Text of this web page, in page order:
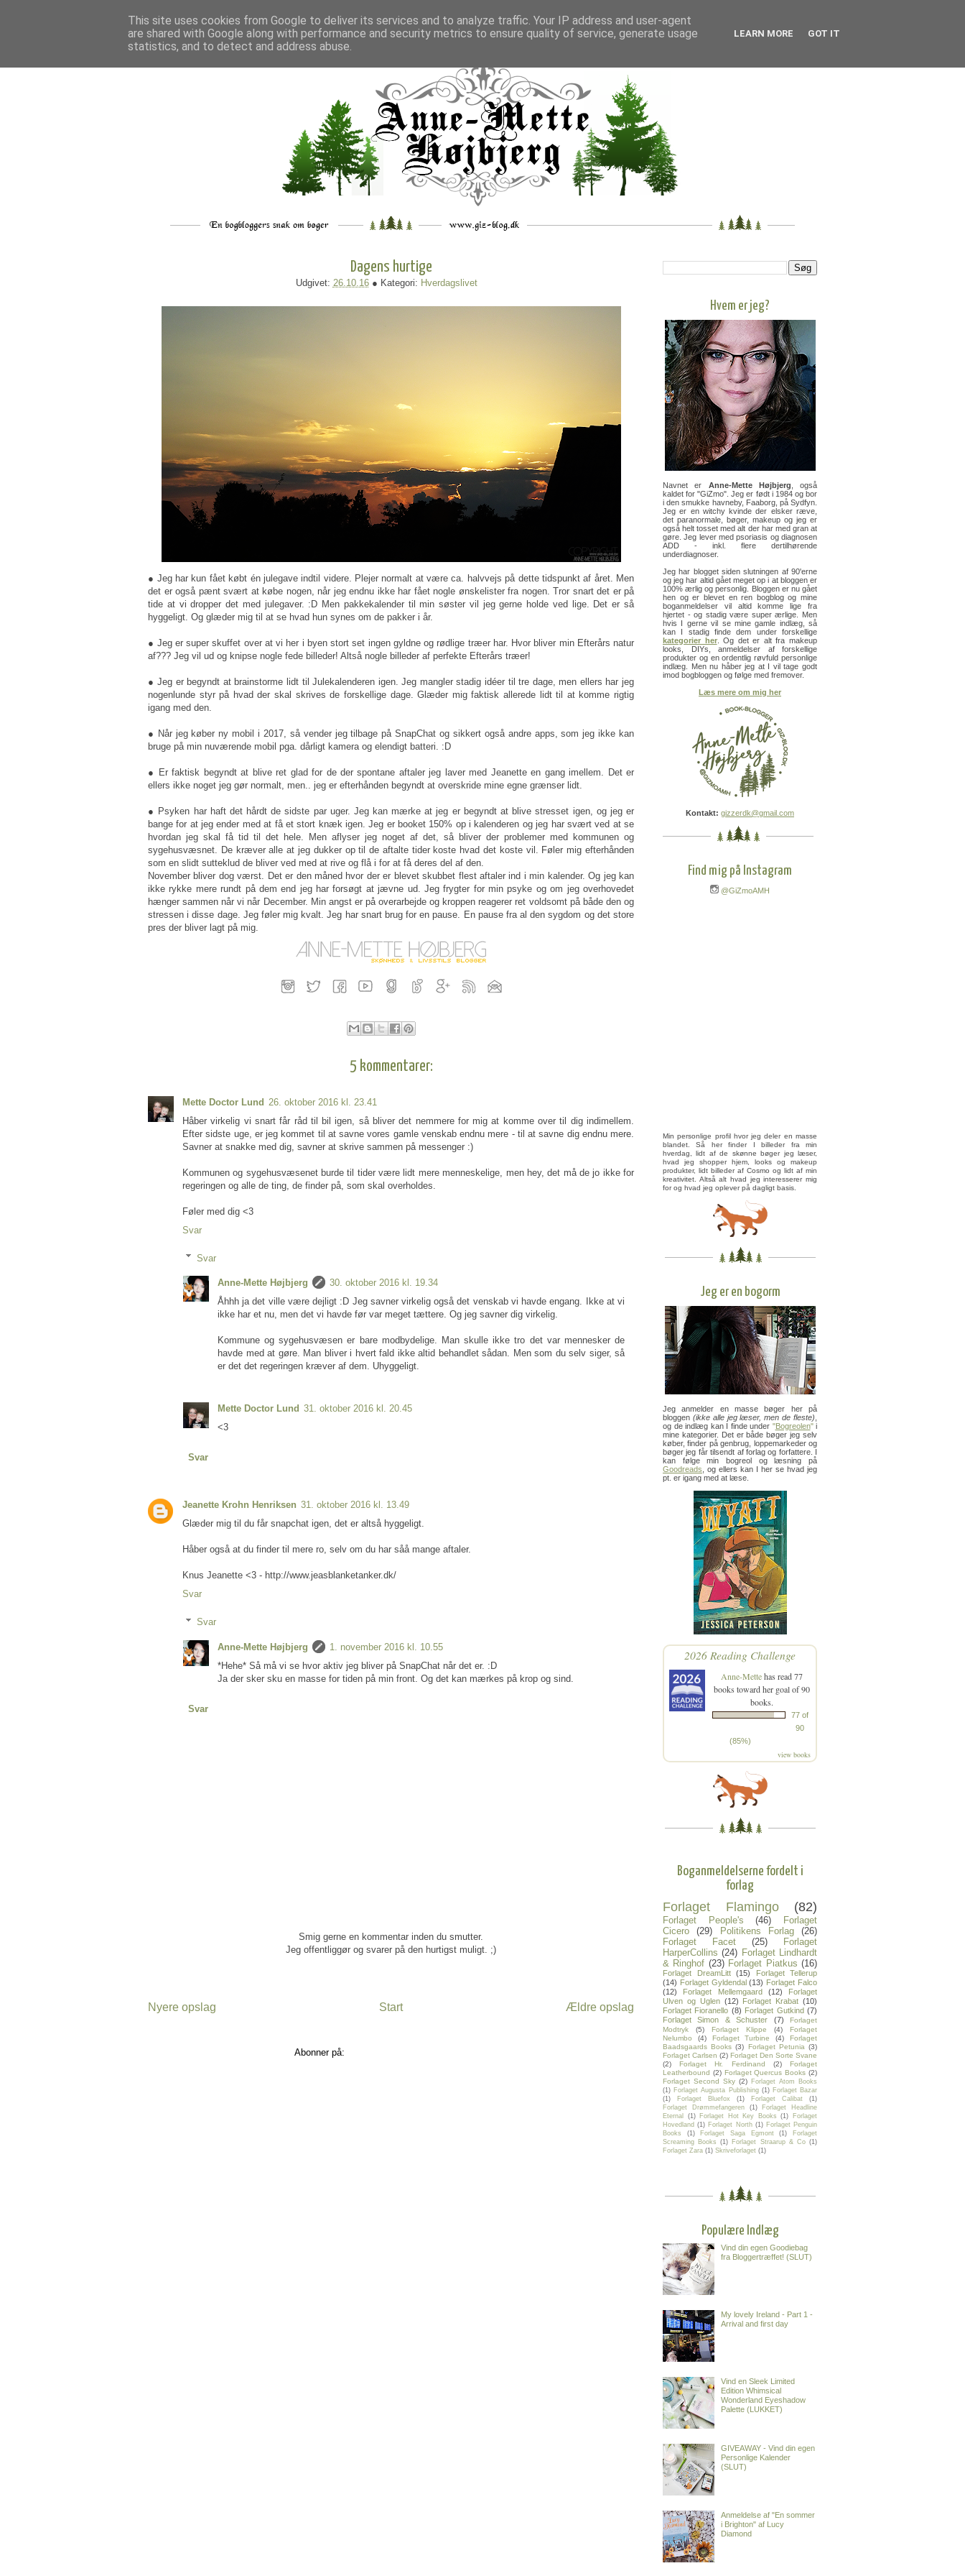
___ _. __ __ _ ___
Dagens hurtige
Udgivet: 26.10.16 ● Kategori: Hverdagslivet
● Jeg har kun fået købt én julegave indtil videre. Plejer normalt at være ca. halvvejs på dette tidspunkt af året. Men
det er også pænt svært at købe nogen, når jeg endnu ikke har fået nogle ønskelister fra nogen. Tror snart det er på
tide at vi dropper det med julegaver. :D Men pakkekalender til min søster vil jeg gerne holde ved lige. Det er så
hyggeligt. Og glæder mig til at se hvad hun synes om de pakker i år.
● Jeg er super skuffet over at vi her i byen stort set ingen gyldne og rødlige træer har. Hvor bliver min Efterårs natur
af??? Jeg vil ud og knipse nogle fede billeder! Altså nogle billeder af perfekte Efterårs træer!
● Jeg er begyndt at brainstorme lidt til Julekalenderen igen. Jeg mangler stadig idéer til tre dage, men ellers har jeg
nogenlunde styr på hvad der skal skrives de forskellige dage. Glæder mig faktisk allerede lidt til at komme rigtig
igang med den.
● Når jeg køber ny mobil i 2017, så vender jeg tilbage på SnapChat og sikkert også andre apps, som jeg ikke kan
bruge på min nuværende mobil pga. dårligt kamera og elendigt batteri. :D
● Er faktisk begyndt at blive ret glad for de der spontane aftaler jeg laver med Jeanette en gang imellem. Det er
ellers ikke noget jeg gør normalt, men.. jeg er efterhånden begyndt at overskride mine egne grænser lidt.
● Psyken har haft det hårdt de sidste par uger. Jeg kan mærke at jeg er begyndt at blive stresset igen, og jeg er
bange for at jeg ender med at få et stort knæk igen. Jeg er booket 150% op i kalenderen og jeg har svært ved at se
hvordan jeg skal få tid til det hele. Men aflyser jeg noget af det, så bliver der problemer med kommunen og
sygehusvæsnet. De kræver alle at jeg dukker op til de aftalte tider koste hvad det koste vil. Føler mig efterhånden
som en slidt sutteklud de bliver ved med at rive og flå i for at få deres del af den.
November bliver dog værst. Det er den måned hvor der er blevet skubbet flest aftaler ind i min kalender. Og jeg kan
ikke rykke mere rundt på dem end jeg har forsøgt at jævne ud. Jeg frygter for min psyke og om jeg overhovedet
hænger sammen når vi når December. Min angst er på overarbejde og kroppen reagerer ret voldsomt på både den og
stressen i disse dage. Jeg føler mig kvalt. Jeg har snart brug for en pause. En pause fra al den sygdom og det store
pres der bliver lagt på mig.
5 kommentarer:
Mette Doctor Lund 26. oktober 2016 kl. 23.41
Håber virkelig vi snart får råd til bil igen, så bliver det nemmere for mig at komme over til dig indimellem.
Efter sidste uge, er jeg kommet til at savne vores gamle venskab endnu mere - til at savne dig endnu mere.
Savner at snakke med dig, savner at skrive sammen på messenger :)
Kommunen og sygehusvæsenet burde til tider være lidt mere menneskelige, men hey, det må de jo ikke for
regeringen og alle de ting, de finder på, som skal overholdes.
Føler med dig <3
Svar
Svar
Anne-Mette Højbjerg
30. oktober 2016 kl. 19.34
Åhhh ja det ville være dejligt :D Jeg savner virkelig også det venskab vi havde engang. Ikke at vi
ikke har et nu, men det vi havde før var meget tættere. Og jeg savner dig virkelig.
Kommune og sygehusvæsen er bare modbydelige. Man skulle ikke tro det var mennesker de
havde med at gøre. Man bliver i hvert fald ikke altid behandlet sådan. Men som du selv siger, så
er det det regeringen kræver af dem. Uhyggeligt.
Mette Doctor Lund 31. oktober 2016 kl. 20.45
<3
Svar
Jeanette Krohn Henriksen 31. oktober 2016 kl. 13.49
Glæder mig til du får snapchat igen, det er altså hyggeligt.
Håber også at du finder til mere ro, selv om du har såå mange aftaler.
Knus Jeanette <3 - http://www.jeasblanketanker.dk/
Svar
Svar
Anne-Mette Højbjerg
1. november 2016 kl. 10.55
*Hehe* Så må vi se hvor aktiv jeg bliver på SnapChat når det er. :D
Ja der sker sku en masse for tiden på min front. Og det kan mærkes på krop og sind.
Svar
Smig gerne en kommentar inden du smutter.
Jeg offentliggør og svarer på den hurtigst muligt. ;)
Nyere opslag Ældre opslag
Start
Abonner på:
Hvem er jeg?
Navnet er Anne-Mette Højbjerg , også
kaldet for "GiZmo". Jeg er født i 1984 og bor
i den smukke havneby, Faaborg, på Sydfyn.
Jeg er en witchy kvinde der elsker ræve,
det paranormale, bøger, makeup og jeg er
også helt tosset med alt der har med gran at
gøre. Jeg lever med psoriasis og diagnosen
ADD - inkl. flere dertilhørende
underdiagnoser.
Jeg har blogget siden slutningen af 90'erne
og jeg har altid gået meget op i at bloggen er
100% ærlig og personlig. Bloggen er nu gået
hen og er blevet en ren bogblog og mine
boganmeldelser vil altid komme lige fra
hjertet - og stadig være super ærlige. Men
hvis I gerne vil se mine gamle indlæg, så
kan I stadig finde dem under forskellige
kategorier her. Og det er alt fra makeup
looks, DIYs, anmeldelser af forskellige
produkter og en ordentlig røvfuld personlige
indlæg. Men nu håber jeg at I vil tage godt
imod bogbloggen og følge med fremover.
Læs mere om mig her
Kontakt: gizzerdk@gmail.com
Find mig på Instagram
@GiZmoAMH
Min personlige profil hvor jeg deler en masse
blandet. Så her finder I billeder fra min
hverdag, lidt af de skønne bøger jeg læser,
hvad jeg shopper hjem, looks og makeup
produkter, lidt billeder af Cosmo og lidt af min
kreativitet. Altså alt hvad jeg interesserer mig
for og hvad jeg oplever på dagligt basis.
Jeg er en bogorm
Jeg anmelder en masse bøger her på
bloggen (ikke alle jeg læser, men de fleste)
og de indlæg kan I finde under "Bogreolen"i
mine kategorier. Det er både bøger jeg selv
køber, finder på genbrug, loppemarkeder og
bøger jeg får tilsendt af forlag og forfattere. I
kan følge min bogreol og læsning på
Goodreads , og ellers kan I her se hvad jeg
pt. er igang med at læse.
2026 Reading Challenge
Anne-Mettehas read 77
books toward her goal of 90
books.
77 of
90
(85%)
view books
Boganmeldelserne fordelt i
forlag
Forlaget Flamingo (82)
Forlaget People's (46)
Forlaget
Cicero
(29) Politikens Forlag
(26)
Forlaget Facet
(25)
Forlaget
HarperCollins (24) Forlaget Lindhardt
& Ringhof (23) Forlaget Piatkus (16)
Forlaget DreamLitt (15)
Forlaget Tellerup
(14) Forlaget Gyldendal (13) Forlaget Falco
(12)
Forlaget Mellemgaard (12)
Forlaget
Ulven og Uglen (12) Forlaget Krabat (10)
Forlaget Fioranello (8) Forlaget Gutkind (7)
Forlaget Simon & Schuster
(7)
Forlaget
Modtryk
(5) Forlaget Klippe (4)
Forlaget
Nelumbo
(4) Forlaget Turbine (4)
Forlaget
Baadsgaards Books (3) Forlaget Petunia (3)
Forlaget Carlsen (2) Forlaget Den Sorte Svane
(2)
Forlaget Hr. Ferdinand (2)
Forlaget
Leatherbound (2) Forlaget Quercus Books (2)
Forlaget Second Sky (2) Forlaget Atom Books
(1) Forlaget Augusta Publishing (1) Forlaget Bazar
(1)
Forlaget Bluefox (1) Forlaget Calibat
(1)
Forlaget Drømmefangeren
(1)
Forlaget Headline
Eternal
(1) Forlaget Hot Key Books (1)
Forlaget
Hovedland (1) Forlaget North (1) Forlaget Penguin
Books
(1) Forlaget Saga Egmont (1)
Forlaget
Screaming Books
(1) Forlaget Straarup & Co (1)
Forlaget Zara (1) Skriveforlaget (1)
Populære Indlæg
Vind din egen Goodiebag
fra Bloggertræffet! (SLUT)
My lovely Ireland - Part 1 -
Arrival and first day
Vind en Sleek Limited
Edition Whimsical
Wonderland Eyeshadow
Palette (LUKKET)
GIVEAWAY - Vind din egen
Personlige Kalender
(SLUT)
Anmeldelse af "En sommer
i Brighton" af Lucy
Diamond
This site uses cookies from Google to deliver its services and to analyze traffic. Your IP address and user-agent
are shared with Google along with performance and security metrics to ensure quality of service, generate usage
statistics, and to detect and address abuse.
LEARN MORE GOT IT